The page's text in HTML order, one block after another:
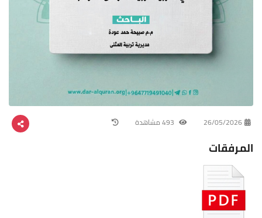
26/05/2026
المرفقات